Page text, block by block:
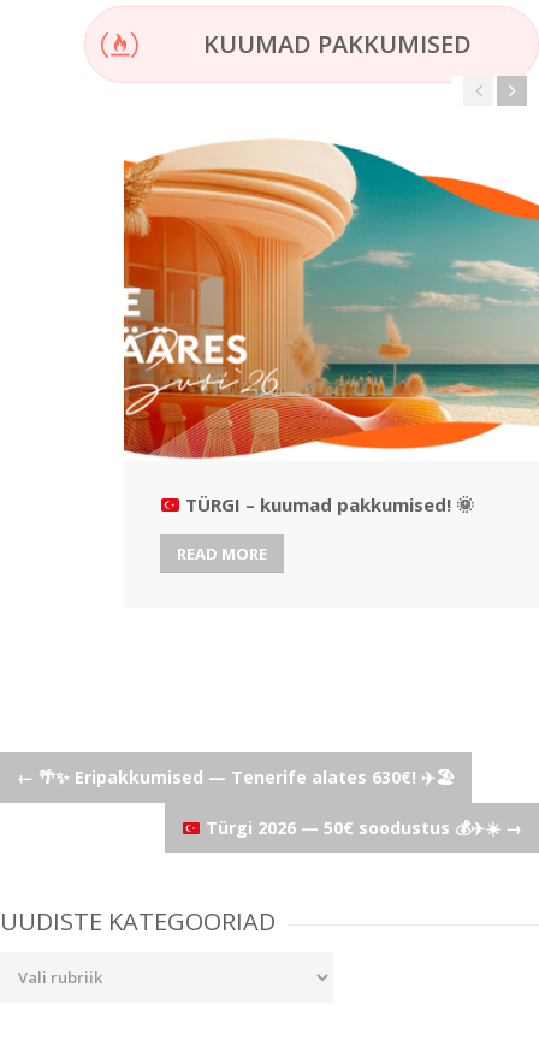
KUUMAD PAKKUMISED
TÜRGI – kuumad pakkumised! 🌞
READ MORE
Post
← 🌴✨ Eripakkumised — Tenerife alates 630€! ✈️🏖️
Türgi 2026 — 50€ soodustus 💰✈️☀️ →
UUDISTE KATEGOORIAD